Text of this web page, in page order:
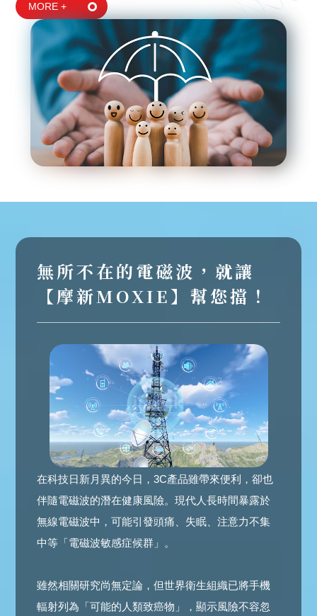
MORE +
無所不在的電磁波，就讓
【摩新MOXIE】幫您擋！
在科技日新月異的今日，3C產品雖帶來便利，卻也
伴隨電磁波的潛在健康風險。現代人長時間暴露於
無線電磁波中，可能引發頭痛、失眠、注意力不集
中等「電磁波敏感症候群」。
雖然相關研究尚無定論，但世界衛生組織已將手機
輻射列為「可能的人類致癌物」，顯示風險不容忽